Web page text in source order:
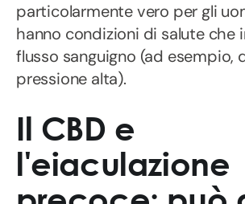
particolarmente vero per gli
hanno condizioni di salute che
flusso sanguigno (ad esempio,
pressione alta).
Il CBD e
l'eiaculazione